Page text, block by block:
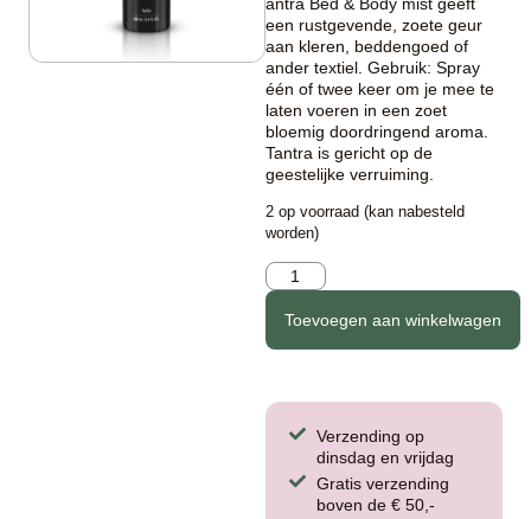
een rustgevende, zoete geur
aan kleren, beddengoed of
ander textiel. Gebruik: Spray
één of twee keer om je mee te
laten voeren in een zoet
bloemig doordringend aroma.
Tantra is gericht op de
geestelijke verruiming.
2 op voorraad (kan nabesteld
worden)
Toevoegen aan winkelwagen
Verzending op
dinsdag en vrijdag
Gratis verzending
boven de € 50,-